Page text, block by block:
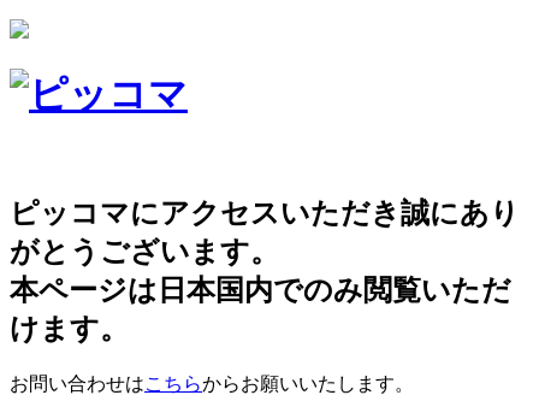
ピッコマにアクセスいただき誠にあり
がとうございます。
本ページは日本国内でのみ閲覧いただ
けます。
お問い合わせはこちらからお願いいたします。